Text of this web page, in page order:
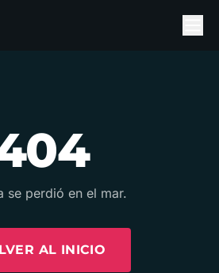
se perdió en el mar.
AL INICIO